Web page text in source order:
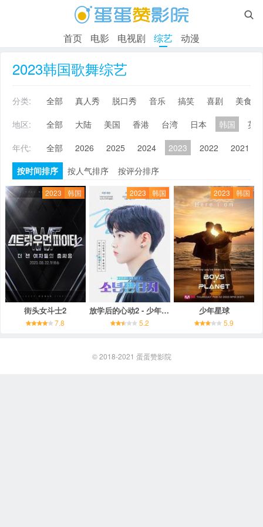

首页 电影 电视剧 综艺 动漫
2023韩国歌舞综艺
分类: 全部 真人秀 脱口秀 音乐 搞笑 喜剧
美食
地区:
全部 大陆 美国 香港 台湾 日本 韩国
英
年代:
全部 2026 2025 2024 2023 2022 2021
按时间排序
按人气排序 按评分排序
2023 韩国
街头女斗士2
7.8
2023 韩国
放学后的心动2 - 少年幻想
5.2
2023 韩国
少年星球
5.9
© 2018-2021 蛋蛋赞影院